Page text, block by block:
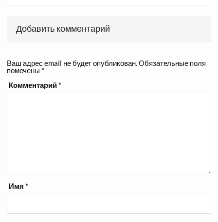
Добавить комментарий
Ваш адрес email не будет опубликован.Обязательные поля
помечены *
Комментарий*
Имя*